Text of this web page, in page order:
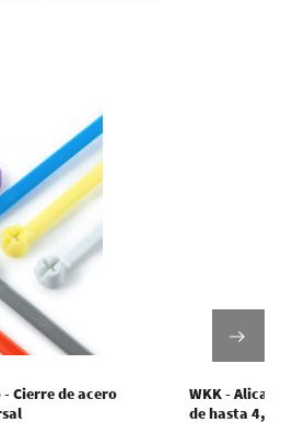
Cierre de acero
WKK -
de hasta 4,8